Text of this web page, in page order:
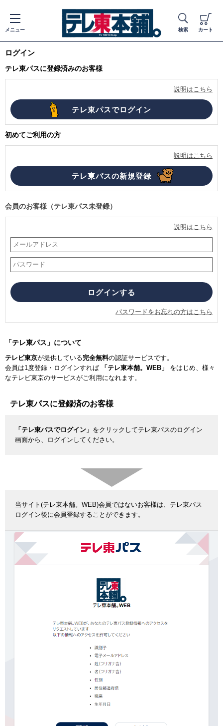
メニュー 検索 カート
ログイン
テレ東パスに登録済みのお客様
説明はこちら
初めてご利用の方
説明はこちら
会員のお客様（テレ東パス未登録）
説明はこちら
パスワードをお忘れの方はこちら
「テレ東パス」について
テレビ東京が提供している完全無料の認証サービスです。
会員は1度登録・ログインすれば
「テレ東本舗。WEB」 をはじめ、様々
なテレビ東京のサービスがご利用になれます。
テレ東パスに登録済のお客様
「テレ東パスでログイン」 をクリックしてテレ東パスのログイン
画面から、ログインしてください。
当サイト(テレ東本舗。WEB)会員ではないお客様は、テレ東パス
ログイン後に会員登録することができます。